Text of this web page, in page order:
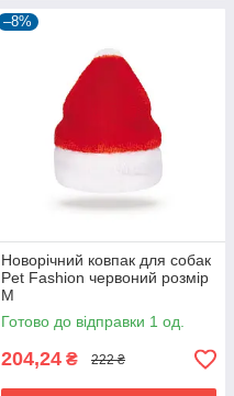
–8%
Новорічний ковпак для собак
Pet Fashion червоний розмір
M
Готово до відправки 1 од.
204,24 ₴ 222 ₴